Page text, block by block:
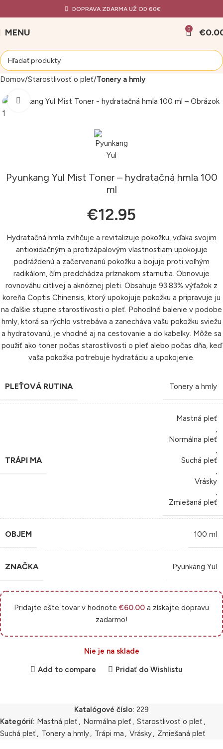
DOPRAVA ZDARMA UŽ OD 60€
MENU 0 €
Domov Starostlivosť o pleť Tonery a hmly
Klikni pre zväčšenie
Pyunkang Yul Mist Toner – hydratačná hmla 100
ml
€12.95
Hydratačná hmla zvlhčuje a revitalizuje pokožku, vďaka svojim
antioxidačným a protizápalovým vlastnostiam upokojuje
podráždenú a začervenanú pokožku a bojuje proti voľným
radikálom, čím predchádza príznakom starnutia. Obnovuje
rovnováhu citlivej a aknóznej pleti. Obsahuje 93.83% výťažok z
koreňa Coptis Chinensis, ktorý upokojuje pokožku a pripravuje ju
na ďalšie stupne starostlivosti o pleť. Pohodlné balenie v podobe
hmly, ktorá sa rýchlo vstrebáva a zanecháva vašu pokožku sviežu
a hydratovanú, je vhodné aj na cestovanie a do kabelky. Môže sa
použiť ako toner počas starostlivosti o pleť alebo počas dňa, keď
vaša pokožka potrebuje hydratáciu a upokojenie.
PLEŤOVÁ RUTINA Tonery a hmly
TRÁPI MA
Mastná pleť
,
Normálna pleť
,
Suchá pleť
,
Vrásky
,
Zmiešaná pleť
OBJEM 100 ml
ZNAČKA Pyunkang Yul
Pridajte ešte tovar v hodnote€60.00 a získajte dopravu
zadarmo!
Nie je na sklade
Add to compare Pridať do Wishlistu
Katalógové číslo: 229
Kategórií: Mastná pleť, Normálna pleť, Starostlivosť o pleť,
Suchá pleť, Tonery a hmly, Trápi ma , Vrásky, Zmiešaná pleť